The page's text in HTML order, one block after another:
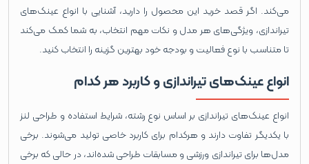
می‌کند. اگر قصد خرید این محصول را دارید، آشنایی با انواع عینک‌های
تیراندازی، ویژگی‌های هر مدل و نکات مهم انتخاب، به شما کمک می‌کند
تا متناسب با نوع فعالیت و بودجه خود بهترین گزینه را انتخاب کنید.
انواع عینک‌های تیراندازی و کاربرد هر کدام
انواع عینک‌های تیراندازی بر اساس نوع رشته، شرایط استفاده و طراحی لنز
با یکدیگر تفاوت دارند و هرکدام برای کاربرد خاصی تولید می‌شوند. برخی
مدل‌ها برای تیراندازی ورزشی و مسابقات طراحی شده‌اند، در حالی که برخی